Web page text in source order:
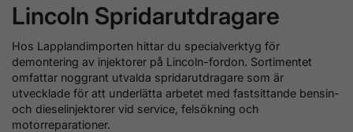
Lincoln Spridarutdragare
Hos Lapplandimporten hittar du specialverktyg för
demontering av injektorer på Lincoln-fordon. Sortimentet
omfattar noggrant utvalda spridarutdragare som är
utvecklade för att underlätta arbetet med fastsittande bensin-
och dieselinjektorer vid service, felsökning och
motorreparationer.